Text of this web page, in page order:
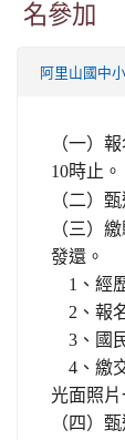
名參加
阿里山國中小
（一）
10時止。
（二）
（三）
發還。
1 、經
2 、報
3 、國
4 、繳
光面照片
（四）